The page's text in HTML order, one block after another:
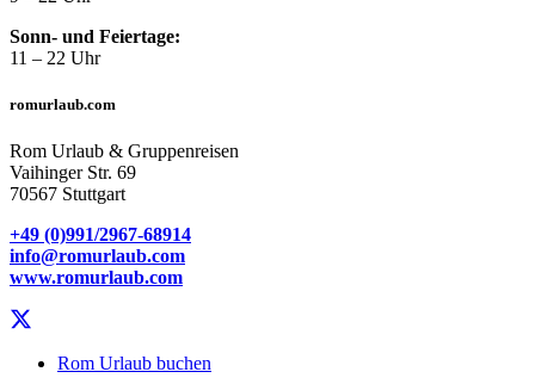
Sonn- und Feiertage:
11 – 22 Uhr
romurlaub.com
Rom Urlaub & Gruppenreisen
Vaihinger Str. 69
70567 Stuttgart
+49 (0)991/2967-68914
info@romurlaub.com
www.romurlaub.com
Rom Urlaub buchen